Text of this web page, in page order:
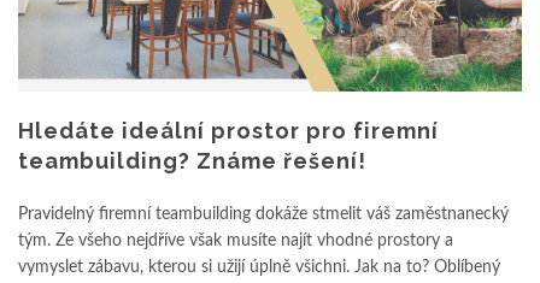
Hledáte ideální prostor pro firemní
teambuilding? Známe řešení!
Pravidelný firemní teambuilding dokáže stmelit váš zaměstnanecký
tým. Ze všeho nejdříve však musíte najít vhodné prostory a
vymyslet zábavu, kterou si užijí úplně všichni. Jak na to? Oblíbený